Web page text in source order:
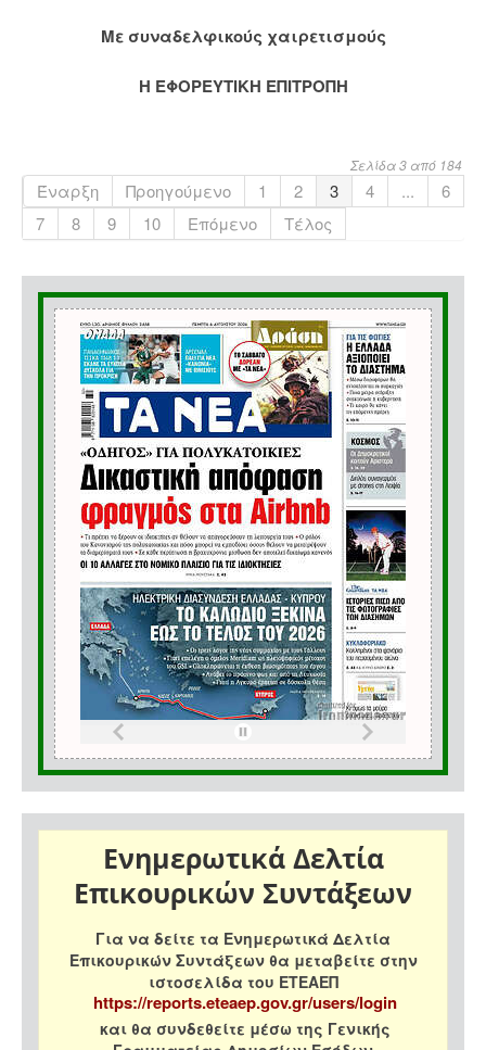
Με συναδελφικούς χαιρετισμούς
Η ΕΦΟΡΕΥΤΙΚΗ ΕΠΙΤΡΟΠΗ
Σελίδα 3 από 184
Έναρξη Προηγούμενο 1 2 3 4 ...
6
7
8 9 10 Επόμενο Τέλος
Ενημερωτικά Δελτία
Επικουρικών Συντάξεων
Για να δείτε τα Ενημερωτικά Δελτία
Επικουρικών Συντάξεων θα μεταβείτε στην
ιστοσελίδα του ΕΤΕΑΕΠ
https://reports.eteaep.gov.gr/users/login
και θα συνδεθείτε μέσω της Γενικής